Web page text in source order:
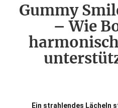
Gummy
– Wie
Ein strahlendes Lächeln